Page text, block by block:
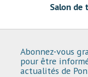
Salon de
Abonnez-vous
pour être
actualités de